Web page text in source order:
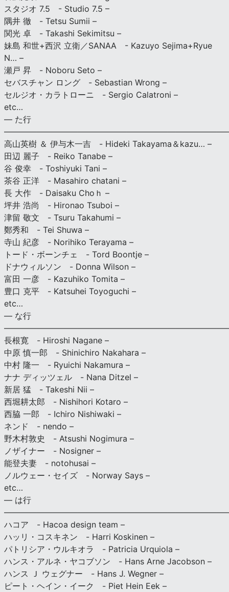
スタジオ 7.5 - Studio 7.5 –
隅井 徹 - Tetsu Sumii –
関光 卓 - Takashi Sekimitsu –
妹島 和世+西沢 立衛／SANAA - Kazuyo Sejima+Ryue
N… –
瀬戸 昇 - Noboru Seto –
セバスチャン ロング - Sebastian Wrong –
セルジオ・カラトローニ - Sergio Calatroni –
etc…
— た行
高山英樹 ＆ 伊与木一吉 - Hideki Takayama＆kazu… –
田辺 麗子 - Reiko Tanabe –
谷 俊幸 - Toshiyuki Tani –
茶谷 正洋 - Masahiro chatani –
長 大作 - Daisaku Choｈ –
坪井 浩尚 - Hironao Tsuboi –
津留 敬文 - Tsuru Takahumi –
鄭秀和 - Tei Shuwa –
寺山 紀彦 - Norihiko Terayama –
トード・ボーンチェ - Tord Boontje –
ドナウィルソン - Donna Wilson –
富田 一彦 - Kazuhiko Tomita –
豊口 克平 - Katsuhei Toyoguchi –
etc…
— な行
長根寛 - Hiroshi Nagane –
中原 慎一郎 - Shinichiro Nakahara –
中村 隆一 - Ryuichi Nakamura –
ナナ ディッツェル - Nana Ditzel –
新居 猛 - Takeshi Nii –
西堀耕太郎 - Nishihori Kotaro –
西脇 一郎 - Ichiro Nishiwaki –
ネンド - nendo –
野木村敦史 - Atsushi Nogimura –
ノザイナー - Nosigner –
能登夫妻 - notohusai –
ノルウェー・セイズ - Norway Says –
etc…
— は行
ハコア - Hacoa design team –
ハッリ・コスキネン - Harri Koskinen –
パトリシア・ウルキオラ - Patricia Urquiola –
ハンス・アルネ・ヤコブソン - Hans Arne Jacobson –
ハンス Ｊ ウェグナー - Hans J. Wegner –
ピート・ヘイン・イーク - Piet Hein Eek –